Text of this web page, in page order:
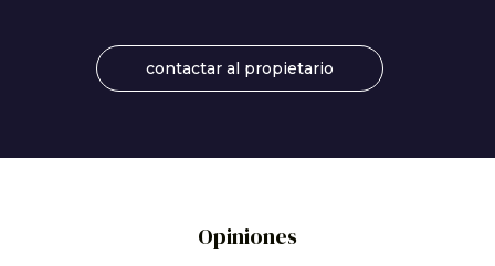
contactar al propietario
Opiniones